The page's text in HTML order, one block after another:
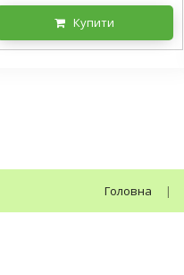
Купити
Головна |